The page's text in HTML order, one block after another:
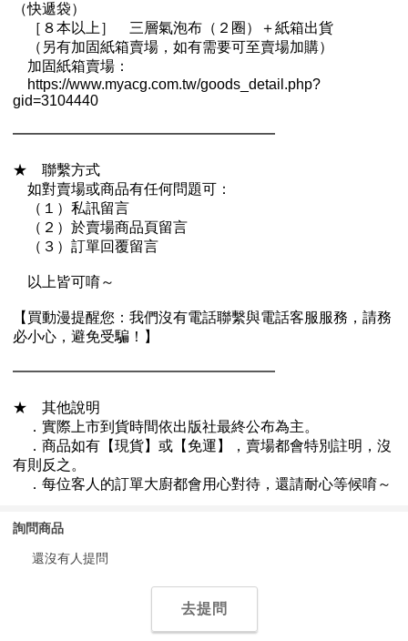
詢問商品
還沒有人提問
去提問